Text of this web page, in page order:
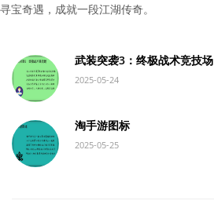
寻宝奇遇，成就一段江湖传奇。
武装突袭3：终极战术竞技场
2025-05-24
淘手游图标
2025-05-25